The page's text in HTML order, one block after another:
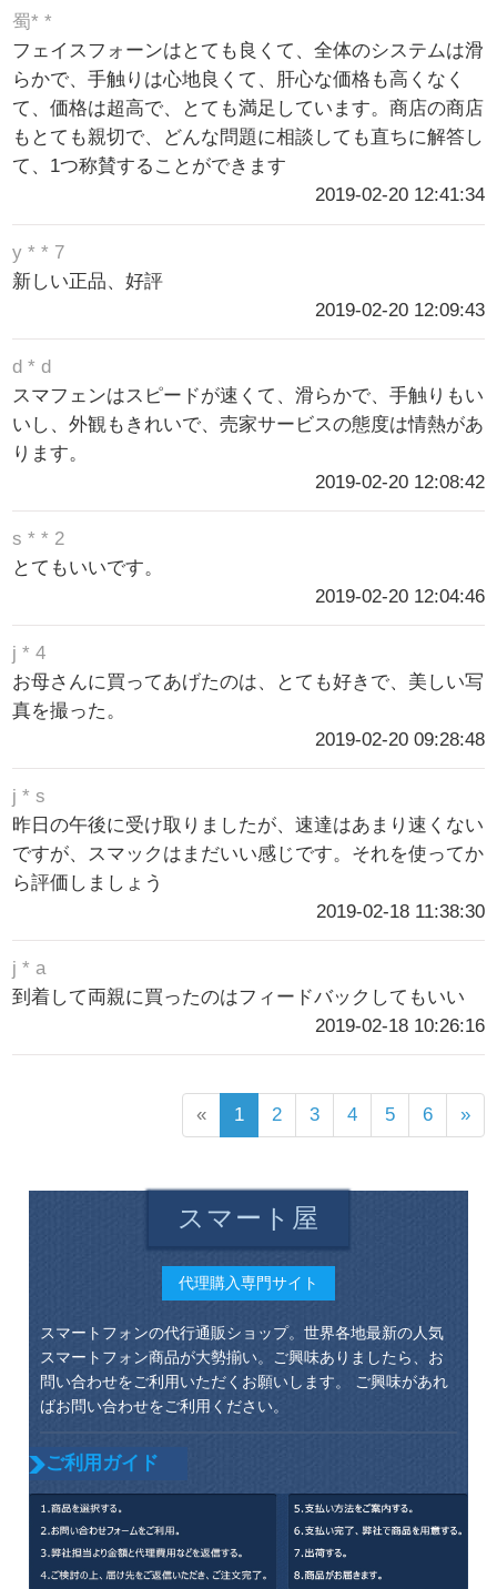
蜀* *
フェイスフォーンはとても良くて、全体のシステムは滑
らかで、手触りは心地良くて、肝心な価格も高くなく
て、価格は超高で、とても満足しています。商店の商店
もとても親切で、どんな問題に相談しても直ちに解答し
て、1つ称賛することができます
2019-02-20 12:41:34
y * * 7
新しい正品、好評
2019-02-20 12:09:43
d * d
スマフェンはスピードが速くて、滑らかで、手触りもい
いし、外観もきれいで、売家サービスの態度は情熱があ
ります。
2019-02-20 12:08:42
s * * 2
とてもいいです。
2019-02-20 12:04:46
j * 4
お母さんに買ってあげたのは、とても好きで、美しい写
真を撮った。
2019-02-20 09:28:48
j * s
昨日の午後に受け取りましたが、速達はあまり速くない
ですが、スマックはまだいい感じです。それを使ってか
ら評価しましょう
2019-02-18 11:38:30
j * a
到着して両親に買ったのはフィードバックしてもいい
2019-02-18 10:26:16
« 1 2 3 4 5 6 »
スマート屋
代理購入専門サイト
スマートフォンの代行通販ショップ。世界各地最新の人気
スマートフォン商品が大勢揃い。ご興味ありましたら、お
問い合わせをご利用いただくお願いします。 ご興味があれ
ばお問い合わせをご利用ください。
ご利用ガイド